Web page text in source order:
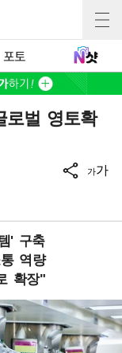
포토
벌 영토확
가가
' 구축
역량
확장"